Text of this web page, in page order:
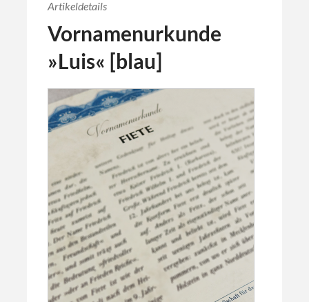
Artikeldetails
Vornamenurkunde
»Luis« [blau]